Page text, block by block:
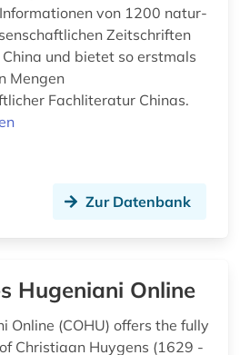
von 1200 natur-
Zeitschriften
und bietet so erstmals
Mengen
Fachliteratur Chinas.
Zur Datenbank
Hugeniani Online
Online (COHU) offers the fully
Christiaan Huygens (1629 -